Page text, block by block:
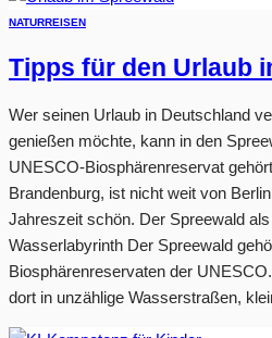
NATURREISEN
Tipps für den Urlaub
Wer seinen Urlaub in Deutschland
genießen möchte, kann in den
UNESCO-Biosphärenreservat
Brandenburg, ist nicht weit von
Jahreszeit schön. Der Spreewald
Wasserlabyrinth Der Spreewald
Biosphärenreservaten der
dort in unzählige Wasserstraßen,